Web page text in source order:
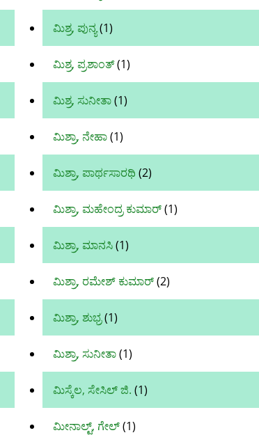
ಮಿಶ್ರ, ಪುನ್ಯ(1)
ಮಿಶ್ರ, ಪ್ರಶಾಂತ್‌(1)
ಮಿಶ್ರ, ಸುನೀತಾ(1)
ಮಿಶ್ರಾ, ನೇಹಾ(1)
ಮಿಶ್ರಾ, ಪಾರ್ಥಸಾರಥಿ (2)
ಮಿಶ್ರಾ, ಮಹೇಂದ್ರ ಕುಮಾರ್(1)
ಮಿಶ್ರಾ, ಮಾನಸಿ(1)
ಮಿಶ್ರಾ, ರಮೇಶ್ ಕುಮಾರ್(2)
ಮಿಶ್ರಾ, ಶುಭ್ರ(1)
ಮಿಶ್ರಾ, ಸುನೀತಾ(1)
ಮಿಸ್ಕೆಲ, ಸೇಸಿಲ್ ಜಿ. (1)
ಮೀನಾಲ್ಟ್, ಗೇಲ್(1)